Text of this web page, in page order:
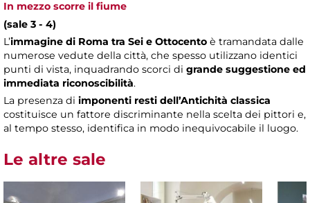
In mezzo scorre il fiume
(sale 3 - 4)
L’immagine di Roma tra Sei e Ottocento è tramandata dalle
numerose vedute della città, che spesso utilizzano identici
punti di vista, inquadrando scorci di grande suggestione ed
immediata riconoscibilità.
La presenza di imponenti resti dell’Antichità classica
costituisce un fattore discriminante nella scelta dei pittori e,
al tempo stesso, identifica in modo inequivocabile il luogo.
Le altre sale